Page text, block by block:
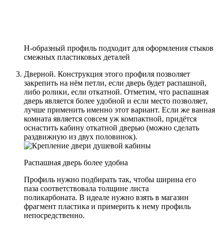
Н-образный профиль подходит для оформления стыков
смежных пластиковых деталей
Дверной. Конструкция этого профиля позволяет
закрепить на нём петли, если дверь будет распашной,
либо ролики, если откатной. Отметим, что распашная
дверь является более удобной и если место позволяет,
лучше применить именно этот вариант. Если же ванная
комната является совсем уж компактной, придётся
оснастить кабину откатной дверью (можно сделать
раздвижную из двух половинок).
Распашная дверь более удобна
Профиль нужно подбирать так, чтобы ширина его
паза соответствовала толщине листа
поликарбоната. В идеале нужно взять в магазин
фрагмент пластика и примерить к нему профиль
непосредственно.